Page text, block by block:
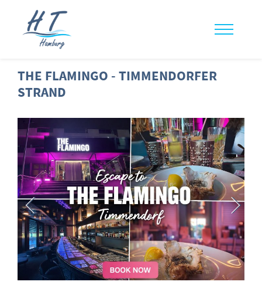
THE FLAMINGO - TIMMENDORFER
STRAND